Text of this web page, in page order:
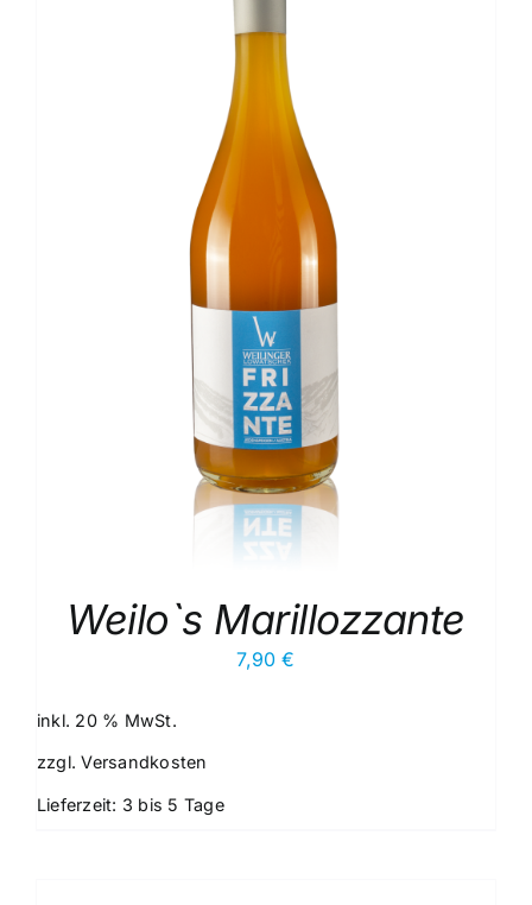
Weilo`s Marillozzante
7,90€
inkl. 20 % MwSt.
zzgl.Versandkosten
Lieferzeit: 3 bis 5 Tage